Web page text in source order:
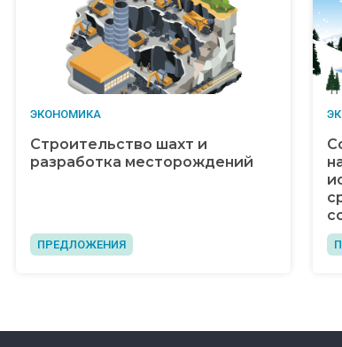
ЭКОНОМИКА
Строительство шахт и
разработка месторождений
ПРЕДЛОЖЕНИЯ